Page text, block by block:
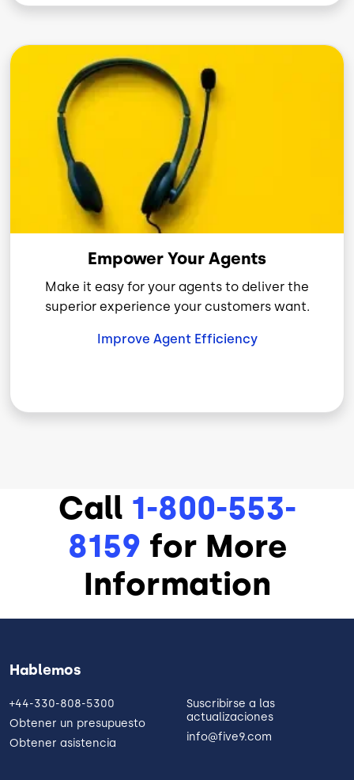
Imagen
Empower Your Agents
Make it easy for your agents to deliver the
superior experience your customers want.
Improve Agent Efficiency
Call 1-800-553-
8159 for More
Information
Hablemos
+44-330-808-5300
Obtener un presupuesto
Obtener asistencia
Suscribirse a las
actualizaciones
info@five9.com